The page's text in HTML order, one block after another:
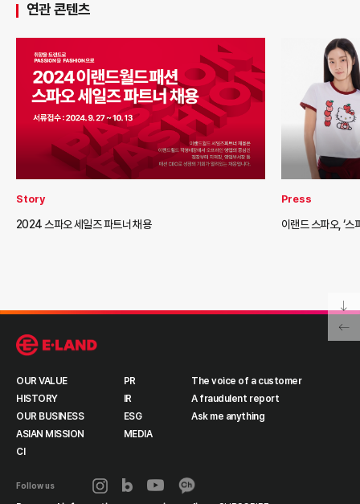
연관 콘텐츠
Story
2024 스파오 세일즈 파트너 채용
Press
이랜드 스파오, ‘스
OUR VALUE
HISTORY
OUR BUSINESS
ASIAN MISSION
CI
PR
IR
ESG
MEDIA
The voice of a customer
A fraudulent report
Ask me anything
Follow us